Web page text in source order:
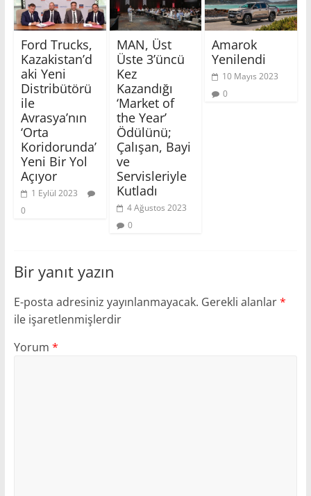
Ford Trucks,
Kazakistan’d
aki Yeni
Distribütörü
ile
Avrasya’nın
‘Orta
Koridorunda’
Yeni Bir Yol
Açıyor
1 Eylül 2023
0
MAN, Üst
Üste 3’üncü
Kez
Kazandığı
‘Market of
the Year’
Ödülünü;
Çalışan, Bayi
ve
Servisleriyle
Kutladı
4 Ağustos 2023
0
Amarok
Yenilendi
10 Mayıs 2023
0
Bir yanıt yazın
E-posta adresiniz yayınlanmayacak. Gerekli alanlar*
ile işaretlenmişlerdir
Yorum *